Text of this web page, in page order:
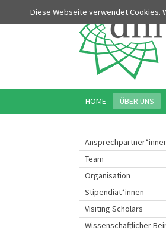
Diese Webseite verwendet Cookies.
Team
Organisation
Stipendiat*innen
Visiting Scholars
Wissenschaftlicher
HOME ÜBER UNS